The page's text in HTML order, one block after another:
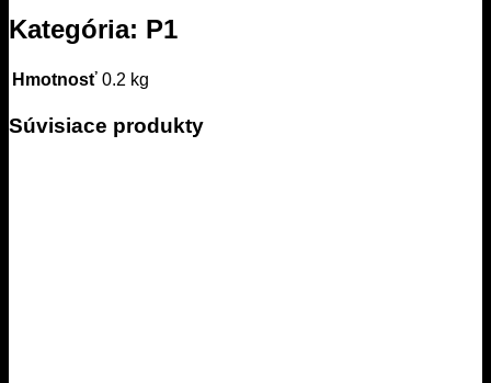
Kategória: P1
Hmotnosť 0.2 kg
Súvisiace produkty